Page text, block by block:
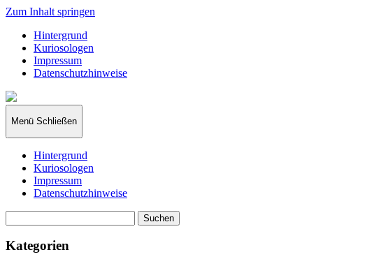
Zum Inhalt springen
Hintergrund
Kuriosologen
Impressum
Datenschutzhinweise
kuriosologie.de
Menü Schließen
Hintergrund
Kuriosologen
Impressum
Datenschutzhinweise
nach:
Kategorien